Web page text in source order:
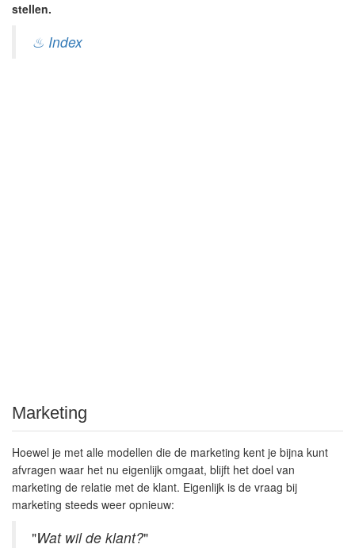
stellen.
♨ Index
Marketing
Hoewel je met alle modellen die de marketing kent je bijna kunt
afvragen waar het nu eigenlijk omgaat, blijft het doel van
marketing de relatie met de klant. Eigenlijk is de vraag bij
marketing steeds weer opnieuw:
"Wat wil de klant?"